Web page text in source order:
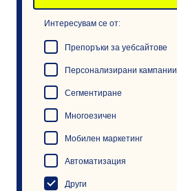
Интересувам се от:
Препоръки за уебсайтове
Персонализирани кампании
Сегментиране
Многоезичен
Мобилен маркетинг
Автоматизация
Други